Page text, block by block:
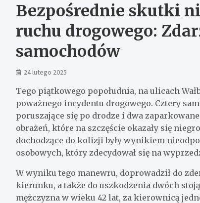
Bezpośrednie skutki
ruchu drogowego:
samochodów
24 lutego 2025
Tego piątkowego popołudnia, na ulicach
poważnego incydentu drogowego. Cztery
poruszające się po drodze i dwa
obrażeń, które na szczęście okazały się
dochodzące do kolizji były wynikiem
osobowych, który zdecydował się na
W wyniku tego manewru, doprowadził do
kierunku, a także do uszkodzenia dwóch
mężczyzna w wieku 42 lat, za kierownicą